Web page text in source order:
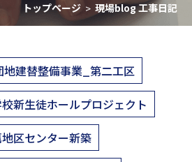
トップページ > 現場blog 工事日記
地建替整備事業_第二工区
新生徒ホールプロジェクト
区センター新築